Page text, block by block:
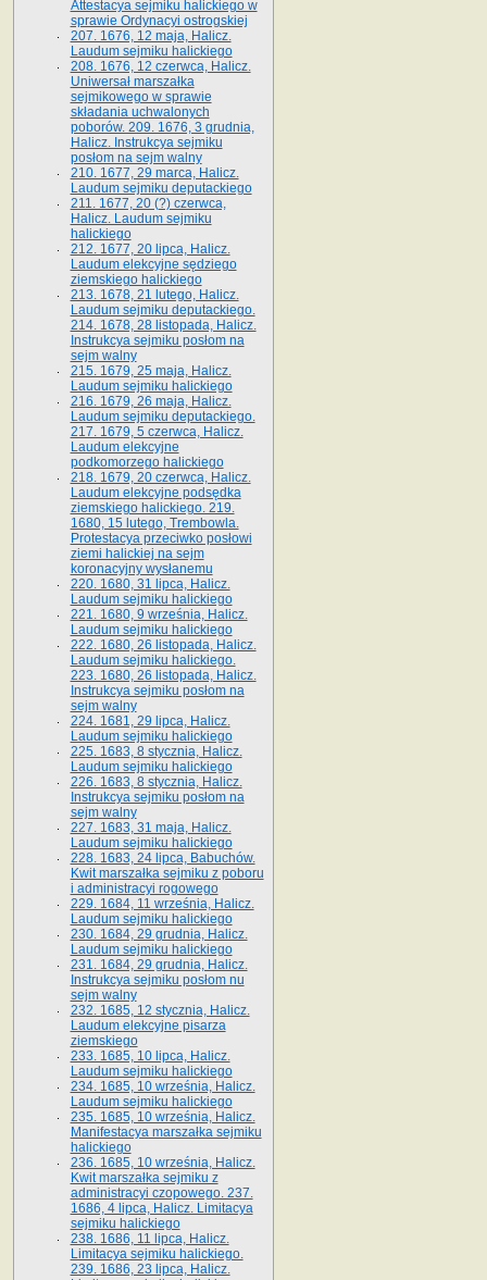
Attestacya sejmiku halickiego w
sprawie Ordynacyi ostrogskiej
207. 1676, 12 maja, Halicz.
Laudum sejmiku halickiego
208. 1676, 12 czerwca, Halicz.
Uniwersał marszałka
sejmikowego w sprawie
składania uchwalonych
poborów. 209. 1676, 3 grudnia,
Halicz. Instrukcya sejmiku
posłom na sejm walny
210. 1677, 29 marca, Halicz.
Laudum sejmiku deputackiego
211. 1677, 20 (?) czerwca,
Halicz. Laudum sejmiku
halickiego
212. 1677, 20 lipca, Halicz.
Laudum elekcyjne sędziego
ziemskiego halickiego
213. 1678, 21 lutego, Halicz.
Laudum sejmiku deputackiego.
214. 1678, 28 listopada, Halicz.
Instrukcya sejmiku posłom na
sejm walny
215. 1679, 25 maja, Halicz.
Laudum sejmiku halickiego
216. 1679, 26 maja, Halicz.
Laudum sejmiku deputackiego.
217. 1679, 5 czerwca, Halicz.
Laudum elekcyjne
podkomorzego halickiego
218. 1679, 20 czerwca, Halicz.
Laudum elekcyjne podsędka
ziemskiego halickiego. 219.
1680, 15 lutego, Trembowla.
Protestacya przeciwko posłowi
ziemi halickiej na sejm
koronacyjny wysłanemu
220. 1680, 31 lipca, Halicz.
Laudum sejmiku halickiego
221. 1680, 9 września, Halicz.
Laudum sejmiku halickiego
222. 1680, 26 listopada, Halicz.
Laudum sejmiku halickiego.
223. 1680, 26 listopada, Halicz.
Instrukcya sejmiku posłom na
sejm walny
224. 1681, 29 lipca, Halicz.
Laudum sejmiku halickiego
225. 1683, 8 stycznia, Halicz.
Laudum sejmiku halickiego
226. 1683, 8 stycznia, Halicz.
Instrukcya sejmiku posłom na
sejm walny
227. 1683, 31 maja, Halicz.
Laudum sejmiku halickiego
228. 1683, 24 lipca, Babuchów.
Kwit marszałka sejmiku z poboru
i administracyi rogowego
229. 1684, 11 września, Halicz.
Laudum sejmiku halickiego
230. 1684, 29 grudnia, Halicz.
Laudum sejmiku halickiego
231. 1684, 29 grudnia, Halicz.
Instrukcya sejmiku posłom nu
sejm walny
232. 1685, 12 stycznia, Halicz.
Laudum elekcyjne pisarza
ziemskiego
233. 1685, 10 lipca, Halicz.
Laudum sejmiku halickiego
234. 1685, 10 września, Halicz.
Laudum sejmiku halickiego
235. 1685, 10 września, Halicz.
Manifestacya marszałka sejmiku
halickiego
236. 1685, 10 września, Halicz.
Kwit marszałka sejmiku z
administracyi czopowego. 237.
1686, 4 lipca, Halicz. Limitacya
sejmiku halickiego
238. 1686, 11 lipca, Halicz.
Limitacya sejmiku halickiego.
239. 1686, 23 lipca, Halicz.